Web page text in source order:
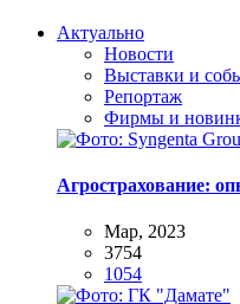
Актуально
Новости
Выставки и
Репортаж
Фирмы и
Агрострахование:
Мар, 2023
3754
1054